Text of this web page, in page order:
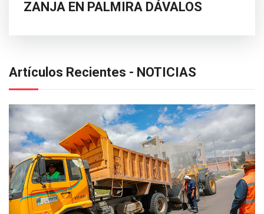
ZANJA EN PALMIRA DÁVALOS
Artículos Recientes - NOTICIAS